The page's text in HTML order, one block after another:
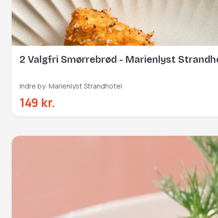
2 Valgfri Smørrebrød - Marienlyst
Indre by: Marienlyst Strandhotel
149 kr.